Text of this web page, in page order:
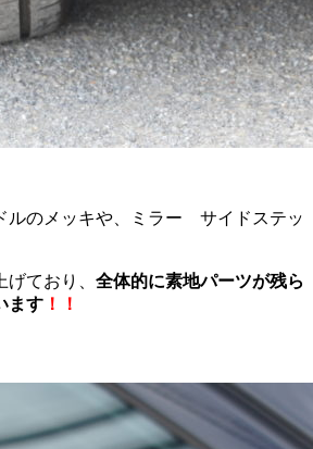
ルのメッキや、ミラー サイドステッ
げており、 全体的に素地パーツが残ら
ます ！！